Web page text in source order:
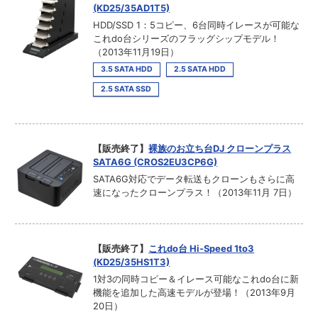
(KD25/35AD1T5)
HDD/SSD 1：5コピー、6台同時イレースが可能な
これdo台シリーズのフラッグシップモデル！
（2013年11月19日）
3.5 SATA HDD 2.5 SATA HDD
2.5 SATA SSD
【販売終了】裸族のお立ち台DJ クローンプラス
SATA6G (CROS2EU3CP6G)
SATA6G対応でデータ転送もクローンもさらに高
速になったクローンプラス！（2013年11月 7日）
【販売終了】 これdo台 Hi-Speed 1to3
(KD25/35HS1T3)
1対3の同時コピー＆イレース可能なこれdo台に新
機能を追加した高速モデルが登場！（2013年9月
20日）